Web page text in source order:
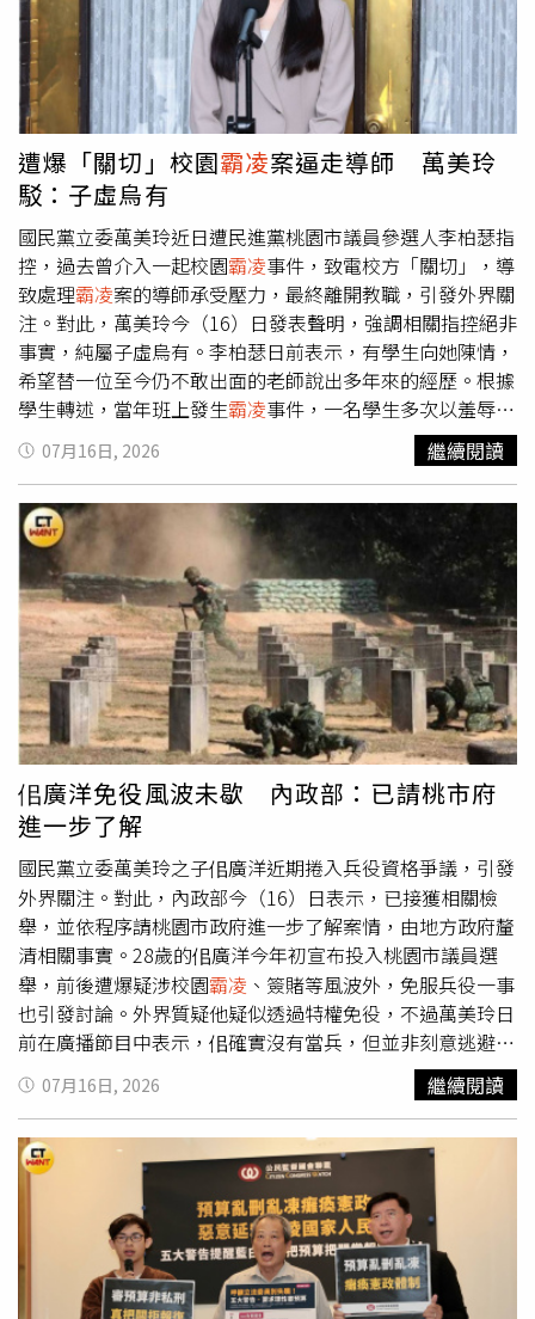
造成公務員受到不合理對待。楊植斗指出，議員索資天經地
義，但簡一次要大量資料，拿到資料後有無增加問政品質仍
要打一個問號，楊直言公務員很可憐，局處單位召不到人，
工作上還像在「做功德」，楊指出市府應探討這樣的情況是
否屬受職場
霸凌。蔣萬安則回應，公務員短時間確實難消化
議員大量索取的資料，並表示尊重議會問政需求，但議員也
需體諒公務員的辛勞，蔣提到2025年已指示議員須多給公
務員同仁時間處理資料
遭爆「關切」校園霸凌案逼走導師 萬美玲
駁：子虛烏有
國民黨立委萬美玲近日遭民進黨桃園市議員參選人李柏瑟指
控，過去曾介入一起校園霸凌事件，致電校方「關切」，導
致處理霸凌案的導師承受壓力，最終離開教職，引發外界關
注。對此，萬美玲今（16）日發表聲明，強調相關指控絕非
事實，純屬子虛烏有。李柏瑟日前表示，有學生向她陳情，
希望替一位至今仍不敢出面的老師說出多年來的經歷。根據
學生轉述，當年班上發生霸凌事件，一名學生多次以羞辱性
言語辱罵同學，甚至刻意將女同學整理好的羽球撒回地上，
導師為保護受害學生，希望學校依規定處理
霸凌事件。學生
指出，涉事學生家長事後找上萬美玲，萬美玲也曾致電校長
「關切」，此後家長對老師態度轉趨強勢，班上學生及家長
雖曾發起連署慰留老師，但老師最後仍選擇離開。針對相關
指控，萬美玲聲明指出，近日有心人士指控她不當介入校園
事件並施壓校方，她必須嚴正駁斥，「指控絕非事實，純屬
子虛烏有」。她表示，在處理任何涉及校園相關陳情案時，
都是以「保護孩子受教權、尊重教師管教權」為原則，若遇
校園相關爭議事件，一律「尊重教育專業、絕不干預調
查」，交由主管機關及學校依法處理。萬美玲強調，她絕對
不會對學校施壓，更未曾干涉學校內爭議事件的調查，任何
未經查證的含沙射影，不僅是廉價的政治操作，更是對教育
工作者的不尊重。
07月16日, 2026 繼續閱讀
佀廣洋免役風波未歇 內政部：已請桃市府
進一步了解
國民黨立委萬美玲之子佀廣洋近期捲入兵役資格爭議，引發
外界關注。對此，內政部今（16）日表示，已接獲相關檢
舉，並依程序請桃園市政府進一步了解案情，由地方政府釐
清相關事實。28歲的佀廣洋今年初宣布投入桃園市議員選
舉，前後遭爆疑涉校園霸凌 、簽賭等風波外，免服兵役一事
也引發討論。外界質疑他疑似透過特權免役，不過萬美玲日
前在廣播節目中表示，佀確實沒有當兵，但並非刻意逃避兵
役，反而一直很羨慕哥哥能服兵役，甚至覺得「當兵很
酷」。萬美玲指出，佀廣洋從小體型較胖，體重一度高達
120公斤，後續努力減重仍維持約110公斤，因此在徵兵體
檢時被判定體位不合格。近期網路上也流傳他多年來控制飲
食、健身運動的照片，再度掀起外界討論。內政部役政司副
司長陳裕興表示，此案當初是由桃園市政府依據體位檢查結
果作成判定，屬於行政處分。外界高度關注此案，內政部接
獲相關檢舉後，依程序請桃園市政府進一步了解，目前沒有
設定調查期限或預定結果，現階段就是由地方政府了解。
07月16日, 2026 繼續閱讀